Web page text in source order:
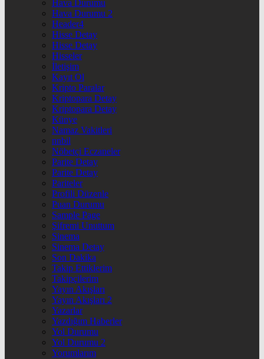
Hava Durumu
Hava Durumu 2
Header4
Hisse Detay
Hisse Detay
Hisseler
İletişim
Kayıt Ol
Kripto Paralar
Kriptopara Detay
Kriptopara Detay
Künye
Namaz Vakitleri
nnbil
Nöbetçi Eczaneler
Parite Detay
Parite Detay
Pariteler
Profili Düzenle
Puan Durumu
Sample Page
Şifremi Unuttum
Sinema
Sinema Detay
Son Dakika
Takip Ettiklerim
Takipçilerim
Yayın Akışları
Yayın Akışları 2
Yazarlar
Yazdığım Haberler
Yol Durumu
Yol Durumu 2
Yorumlarım